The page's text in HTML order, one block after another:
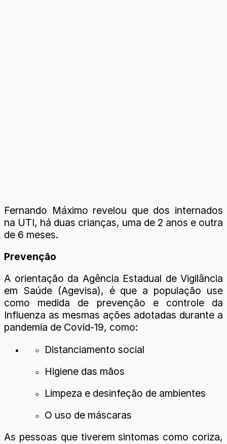
Fernando Máximo revelou que dos internados
na UTI, há duas crianças, uma de 2 anos e outra
de 6 meses.
Prevenção
A orientação da Agência Estadual de Vigilância
em Saúde (Agevisa), é que a população use
como medida de prevenção e controle da
Influenza as mesmas ações adotadas durante a
pandemia de Covid-19, como:
Distanciamento social
Higiene das mãos
Limpeza e desinfeção de ambientes
O uso de máscaras
As pessoas que tiverem sintomas como coriza,